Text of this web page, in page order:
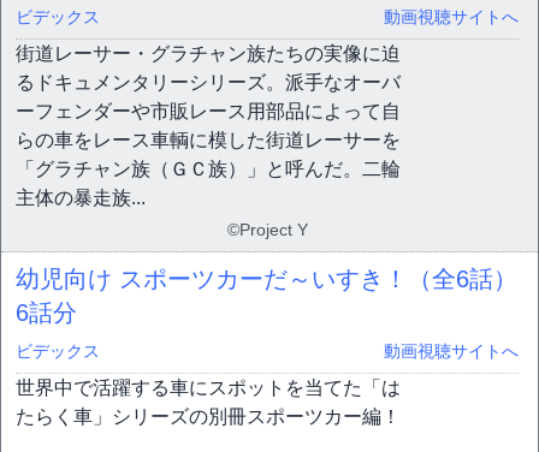
ビデックス 動画視聴サイトへ
街道レーサー・グラチャン族たちの実像に迫
るドキュメンタリーシリーズ。派手なオーバ
ーフェンダーや市販レース用部品によって自
らの車をレース車輌に模した街道レーサーを
「グラチャン族（ＧＣ族）」と呼んだ。二輪
主体の暴走族...
©Project Y
幼児向け スポーツカーだ～いすき！（全6話）
6話分
ビデックス 動画視聴サイトへ
世界中で活躍する車にスポットを当てた「は
たらく車」シリーズの別冊スポーツカー編！